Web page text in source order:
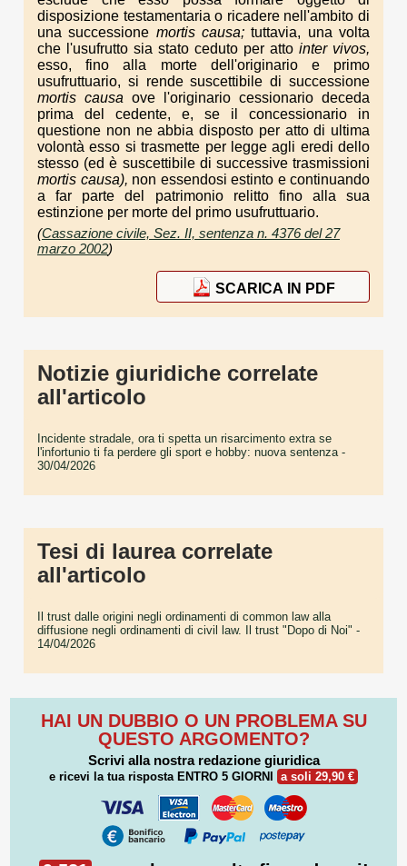
disposizione testamentaria o ricadere nell'ambito di
una successione mortis causa;tuttavia, una volta
che l'usufrutto sia stato ceduto per atto inter vivos,
esso, fino alla morte dell'originario e primo
usufruttuario, si rende suscettibile di successione
mortis causa ove l'originario cessionario deceda
prima del cedente, e, se il concessionario in
questione non ne abbia disposto per atto di ultima
volontà esso si trasmette per legge agli eredi dello
stesso (ed è suscettibile di successive trasmissioni
mortis causa), non essendosi estinto e continuando
a far parte del patrimonio relitto fino alla sua
estinzione per morte del primo usufruttuario.
(Cassazione civile, Sez. II, sentenza n. 4376 del 27
marzo 2002)
SCARICA IN PDF
Notizie giuridiche correlate
all'articolo
Incidente stradale, ora ti spetta un risarcimento extra se
l'infortunio ti fa perdere gli sport e hobby: nuova sentenza-
30/04/2026
Tesi di laurea correlate
all'articolo
Il trust dalle origini negli ordinamenti di common law alla
diffusione negli ordinamenti di civil law. Il trust "Dopo di Noi" -
14/04/2026
HAI UN DUBBIO O UN PROBLEMA SU
QUESTO ARGOMENTO?
Scrivi alla nostra redazione giuridica
e ricevi la tua risposta ENTRO 5 GIORNI a soli 29,90 €